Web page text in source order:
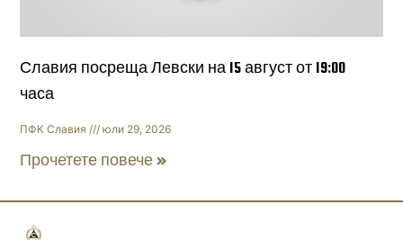
Славия посреща Левски на 15 август от 19:00
часа
ПФК Славия юли 29, 2026
Прочетете повече »